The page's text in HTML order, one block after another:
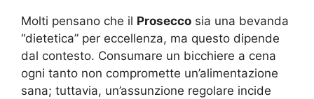
Molti pensano che il Prosecco sia una bevanda
“dietetica” per eccellenza, ma questo dipende
dal contesto. Consumare un bicchiere a cena
ogni tanto non compromette un’alimentazione
sana; tuttavia, un’assunzione regolare incide